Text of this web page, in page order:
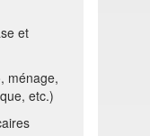
et
ménage,
etc.)